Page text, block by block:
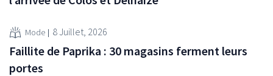
Mode 8 Juillet, 2026
Faillite de Paprika : 30 magasins ferment leurs
portes